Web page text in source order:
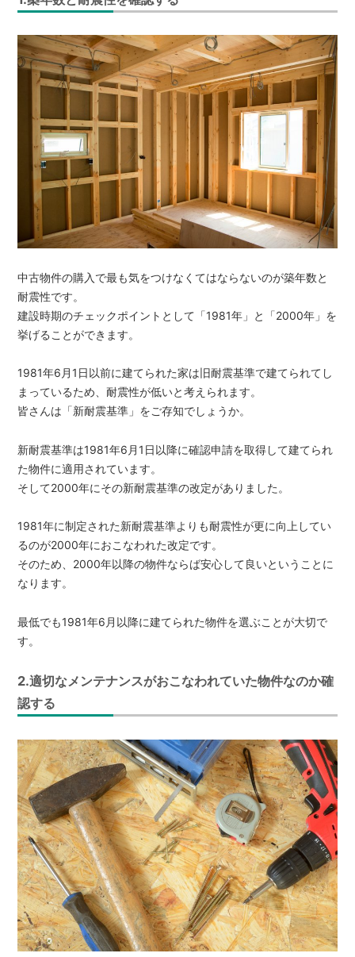
中古物件の購入で最も気をつけなくてはならないのが築年数と
耐震性です。
建設時期のチェックポイントとして「1981年」と「2000年」を
挙げることができます。
1981年6月1日以前に建てられた家は旧耐震基準で建てられてし
まっているため、耐震性が低いと考えられます。
皆さんは「新耐震基準」をご存知でしょうか。
新耐震基準は1981年6月1日以降に確認申請を取得して建てられ
た物件に適用されています。
そして2000年にその新耐震基準の改定がありました。
1981年に制定された新耐震基準よりも耐震性が更に向上してい
るのが2000年におこなわれた改定です。
そのため、2000年以降の物件ならば安心して良いということに
なります。
最低でも1981年6月以降に建てられた物件を選ぶことが大切で
す。
2.適切なメンテナンスがおこなわれていた物件なのか確
認する